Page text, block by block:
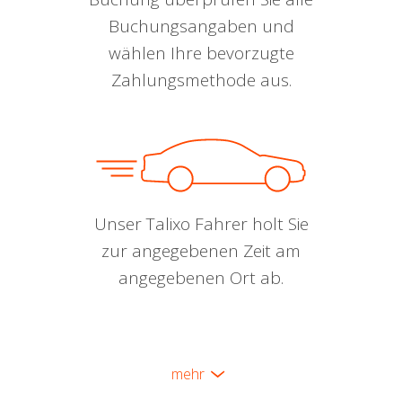
Buchungsangaben und
wählen Ihre bevorzugte
Zahlungsmethode aus.
Unser Talixo Fahrer holt Sie
zur angegebenen Zeit am
angegebenen Ort ab.
mehr